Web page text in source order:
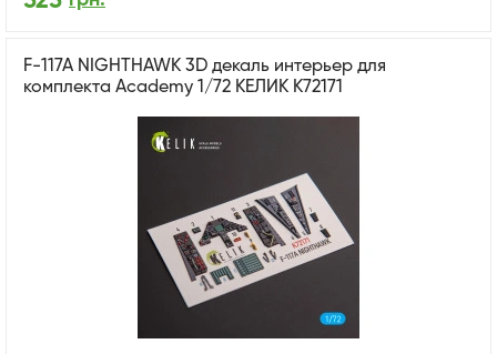
F-117A NIGHTHAWK 3D декаль интерьер для
комплекта Academy 1/72 КЕЛИК K72171